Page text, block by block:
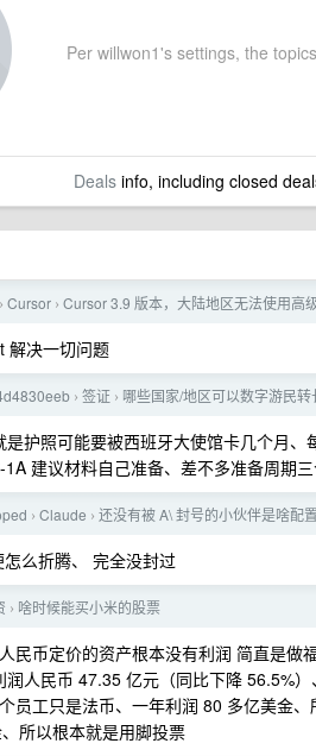
Per willwon1's settings, the
Dealsinfo, including closed
› Cursor › Cursor 3.9 版本，大陆地区无法使用高
解决一切问题
› 签证 › 哪些国家/地区可以数字游民转
护照可能要被西班牙大使馆卡几个月
建议材料自己准备、差不多准备周期
› Claude › 还没有被 A\ 封号的小伙伴是啥配
么折腾、 完全没封过
› 啥时候能买小米的股票
民币定价的资产根本没有利润 简直是做
人民币 47.35 亿元（同比下降 56.5%）、
员工只是法币、一年利润 80 多亿美金
所以根本就是用脚投票